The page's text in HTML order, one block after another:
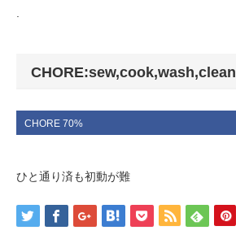
CHORE:sew,cook,wash,clean
CHORE 70%
ひと通り済も初動が難